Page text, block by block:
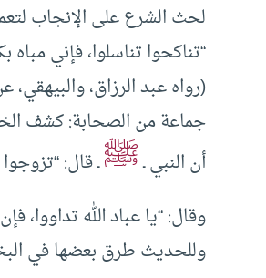
لحث الشرع على الإنجاب
“تناكحوا تناسلوا، فإني مباه
(رواه عبد الرزاق،
أن النبي ـﷺـ قال: “تزوجوا
وللحديث طرق بعضها في